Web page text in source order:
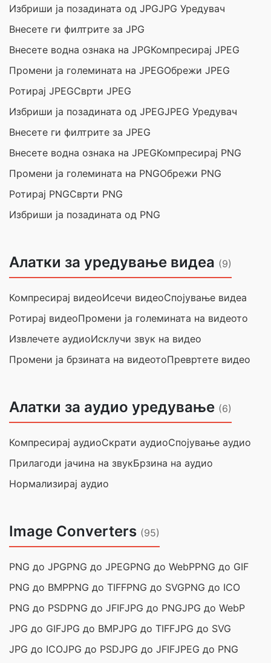
Избриши ја позадината од JPGJPG Уредувач
Внесете ги филтрите за JPG
Внесете водна ознака на JPGКомпресирај JPEG
Промени ја големината на JPEGОбрежи JPEG
Ротирај JPEGСврти JPEG
Избриши ја позадината од JPEGJPEG Уредувач
Внесете ги филтрите за JPEG
Внесете водна ознака на JPEGКомпресирај PNG
Промени ја големината на PNGОбрежи PNG
Ротирај PNGСврти PNG
Избриши ја позадината од PNG
Алатки за уредување видеа (9)
Компресирај видеоИсечи видеоСпојување видеа
Ротирај видеоПромени ја големината на видеото
Извлечете аудиоИсклучи звук на видео
Промени ја брзината на видеотоПревртете видео
Алатки за аудио уредување (6)
Компресирај аудиоСкрати аудиоСпојување аудио
Прилагоди јачина на звукБрзина на аудио
Нормализирај аудио
Image Converters (95)
PNG до JPGPNG до JPEGPNG до WebPPNG до GIF
PNG до BMPPNG до TIFFPNG до SVGPNG до ICO
PNG до PSDPNG до JFIFJPG до PNGJPG до WebP
JPG до GIFJPG до BMPJPG до TIFFJPG до SVG
JPG до ICOJPG до PSDJPG до JFIFJPEG до PNG